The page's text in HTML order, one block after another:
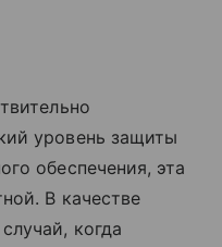
уровень защиты
обеспечения, эта
В качестве
когда